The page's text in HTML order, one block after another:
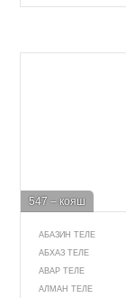
547 – кояш
АБАЗИН ТЕЛЕ
АБХАЗ ТЕЛЕ
АВАР ТЕЛЕ
АЛМАН ТЕЛЕ